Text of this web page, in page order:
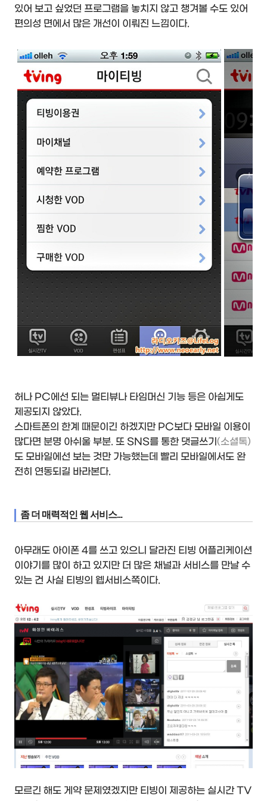
있어 보고 싶었던 프로그램을 놓치지 않고 챙겨볼 수도 있어
편의성 면에서 많은 개선이 이뤄진 느낌이다.
허나 PC에선 되는 멀티뷰나 타임머신 기능 등은 아쉽게도
제공되지 않았다.
스마트폰의 한계 때문이긴 하겠지만 PC보다 모바일 이용이
많다면 분명 아쉬울 부분. 또 SNS를 통한 댓글쓰기 (소셜톡)
도 모바일에선 보는 것만 가능했는데 빨리 모바일에서도 완
전히 연동되길 바라본다.
좀 더 매력적인 웹 서비스...
아무래도 아이폰 4를 쓰고 있으니 달라진 티빙 어플리케이션
이야기를 많이 하고 있지만 더 많은 채널과 서비스를 만날 수
있는 건 사실 티빙의 웹서비스쪽이다.
모르긴 해도 게약 문제였겠지만 티빙이 제공하는 실시간 TV